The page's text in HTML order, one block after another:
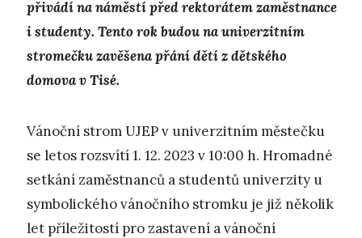
přivádí na náměstí před rektorátem zaměstnance
i studenty. Tento rok budou na univerzitním
stromečku zavěšena přání dětí z dětského
domova v Tisé.
Vánoční strom UJEP v univerzitním městečku
se letos rozsvítí 1. 12. 2023 v 10:00 h. Hromadné
setkání zaměstnanců a studentů univerzity u
symbolického vánočního stromku je již několik
let příležitostí pro zastavení a vánoční